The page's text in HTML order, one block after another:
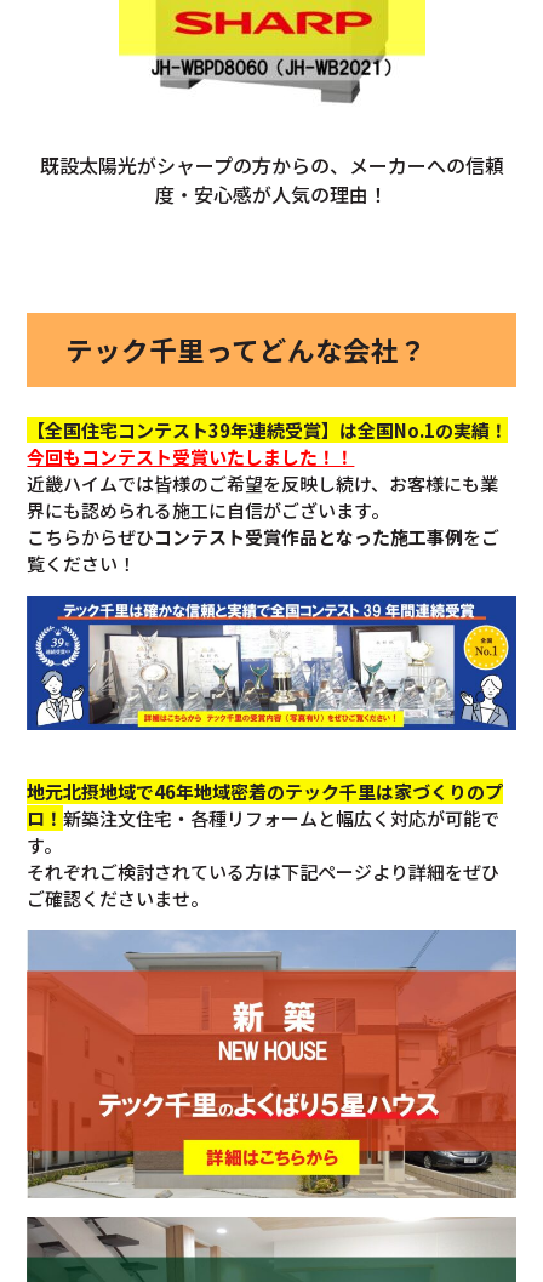
既設太陽光がシャープの方からの、メーカーへの信頼
度・安心感が人気の理由！
テック千里ってどんな会社？
【全国住宅コンテスト39年連続受賞】は全国No.1の実績！
今回もコンテスト受賞いたしました！！
近畿ハイムでは皆様のご希望を反映し続け、お客様にも業
界にも認められる施工に自信がございます。
こちらからぜひコンテスト受賞作品となった施工事例をご
覧ください！
地元北摂地域で46年地域密着のテック千里は家づくりのプ
ロ！新築注文住宅・各種リフォームと幅広く対応が可能で
す。
それぞれご検討されている方は下記ページより詳細をぜひ
ご確認くださいませ。